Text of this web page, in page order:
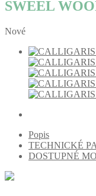
SWEEL
Nové
Popis
TECHNICKÉ
DOSTUPNÉ